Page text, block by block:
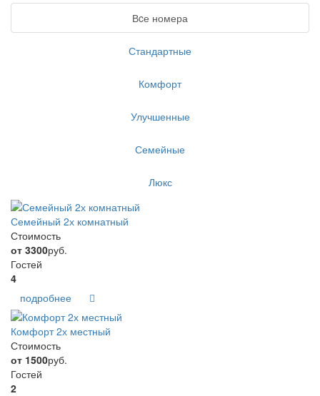
Вcе номера
Стандартные
Комфорт
Улучшенные
Семейные
Люкс
Семейный 2х комнатный
Стоимость
от 3300руб.
Гостей
4
подробнее
Комфорт 2х местный
Стоимость
от 1500руб.
Гостей
2